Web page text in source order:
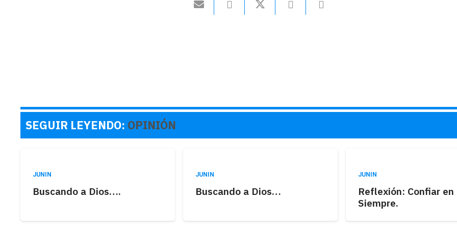
SEGUIR LEYENDO: OPINIÓN
JUNIN
Buscando a Dios….
JUNIN
Buscando a Dios…
JUNIN
Reflexión: Confiar en
Siempre.